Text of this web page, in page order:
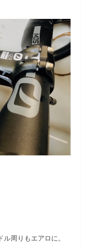
周りもエアロに。